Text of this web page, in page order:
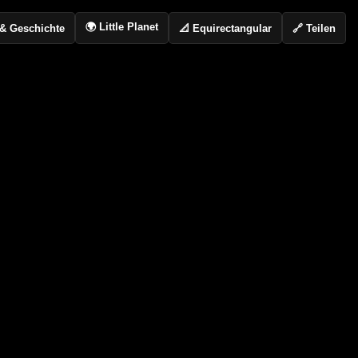
Geschichte 🌍 Little Planet 📐 Equirectangular 🔗 Teilen